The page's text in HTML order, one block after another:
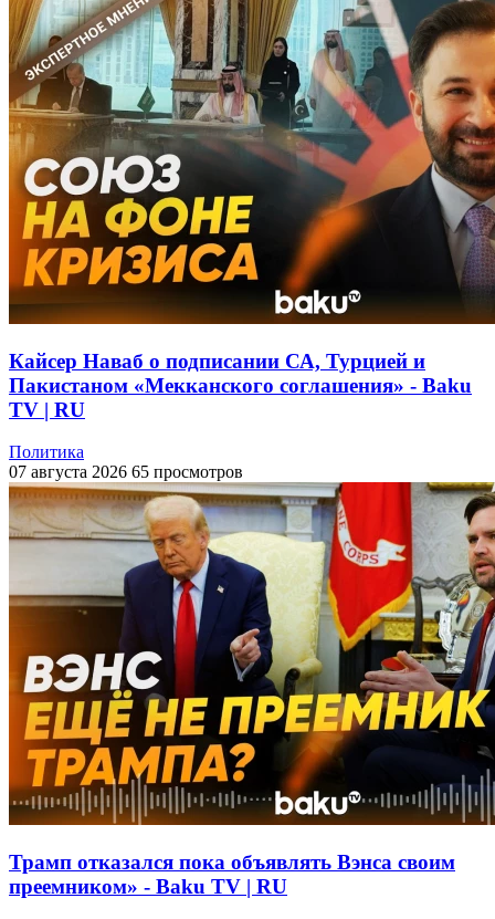
Кайсер Наваб о подписании СА, Турцией и
Пакистаном «Мекканского соглашения» - Baku
TV | RU
Политика
07 августа 2026 65 просмотров
Трамп отказался пока объявлять Вэнса своим
преемником» - Baku TV | RU